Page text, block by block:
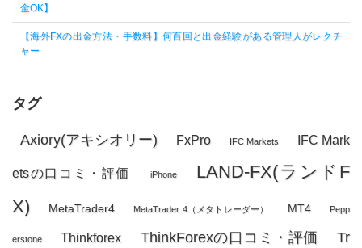
金OK】
【海外FXの出金方法・手数料】何百回と出金経験がある管理人がレクチ
ャー
タグ
Axiory(アキシオリー) FxPro IFC Markets IFC Mark
etsの口コミ・評価 iPhone
LAND-FX(ランドF
X)
MetaTrader4 MetaTrader 4（メタトレーダー） MT4 Pepp
erstone Thinkforex ThinkForexの口コミ・評価
Tr